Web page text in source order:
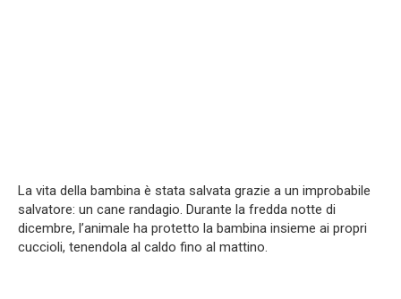
La vita della bambina è stata salvata grazie a un improbabile
salvatore: un cane randagio. Durante la fredda notte di
dicembre, l’animale ha protetto la bambina insieme ai propri
cuccioli, tenendola al caldo fino al mattino.